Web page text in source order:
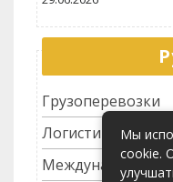
Грузоперевозки
Логистика
Международные
Мы
cookie.